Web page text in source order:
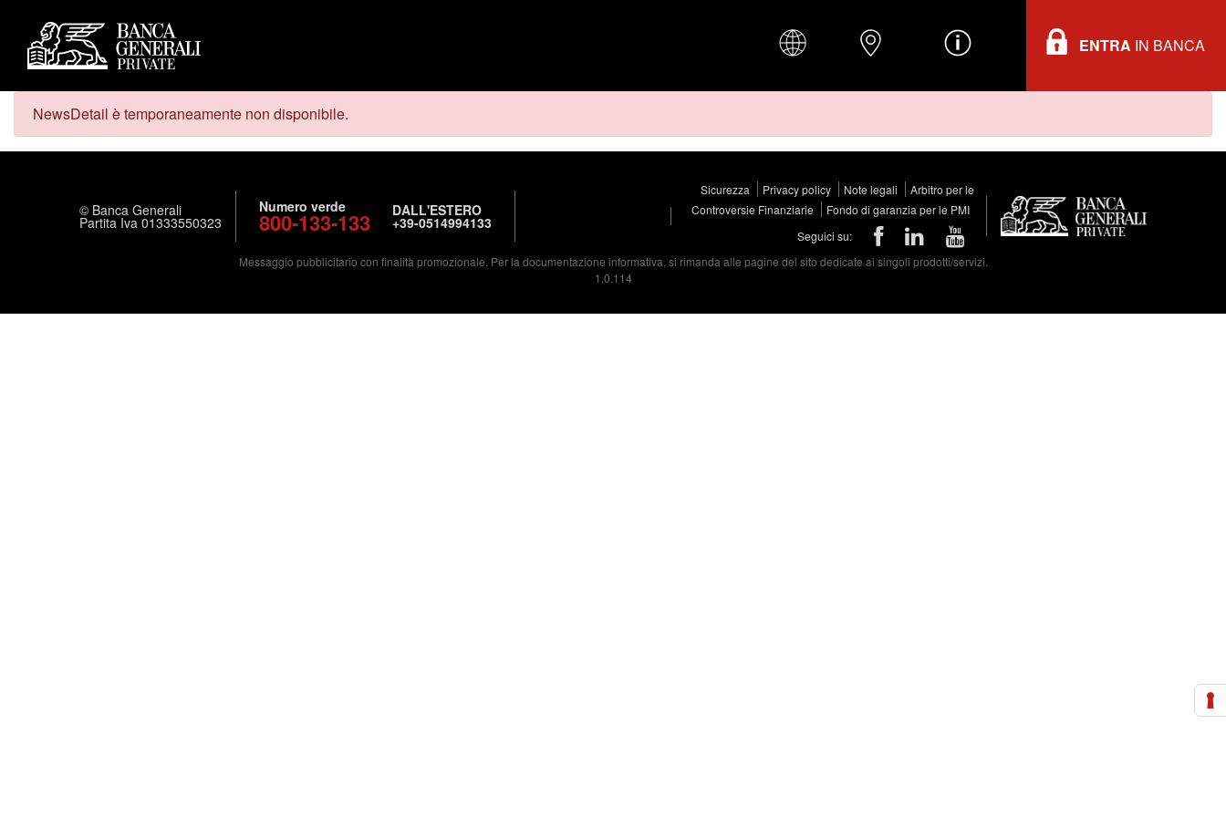
ENTRA IN BANCA
NewsDetail è temporaneamente non disponibile.
© Banca Generali
Partita Iva 01333550323
Numero verde
800-133-133 DALL'ESTERO
+39-0514994133
Sicurezza Privacy policy Note legali
Arbitro per le
Controversie Finanziarie
Fondo di garanzia per le PMI
Seguici su:
Messaggio pubblicitario con finalità promozionale. Per la documentazione informativa, si rimanda alle pagine del sito dedicate ai singoli prodotti/servizi.
1.0.114